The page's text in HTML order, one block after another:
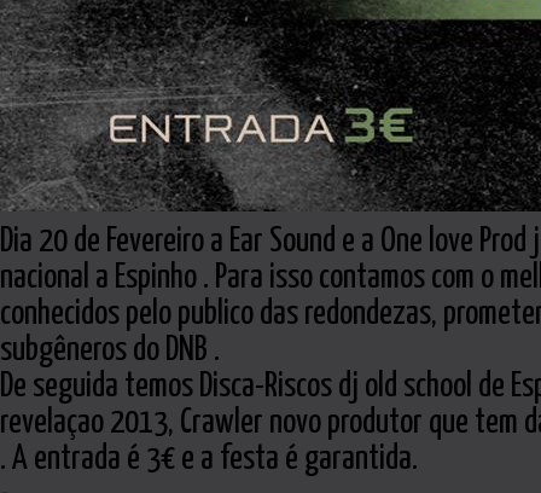
Dia 20 de Fevereiro a Ear Sound e a One love
nacional a Espinho . Para isso contamos com o
conhecidos pelo publico das redondezas,
subgêneros do DNB .
De seguida temos Disca-Riscos dj old school de
revelaçao 2013, Crawler novo produtor que tem
. A entrada é 3€ e a festa é garantida.